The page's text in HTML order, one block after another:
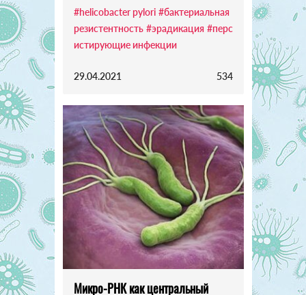
#helicobacter pylori #бактериальная
резистентность #эрадикация #перс
истирующие инфекции
29.04.2021 534
Микро-РНК как центральный